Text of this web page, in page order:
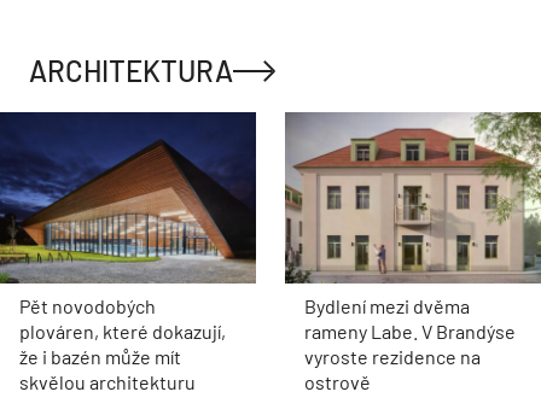
ARCHITEKTURA
Pět novodobých
plováren, které dokazují,
že i bazén může mít
skvělou architekturu
Bydlení mezi dvěma
rameny Labe. V Brandýse
vyroste rezidence na
ostrově